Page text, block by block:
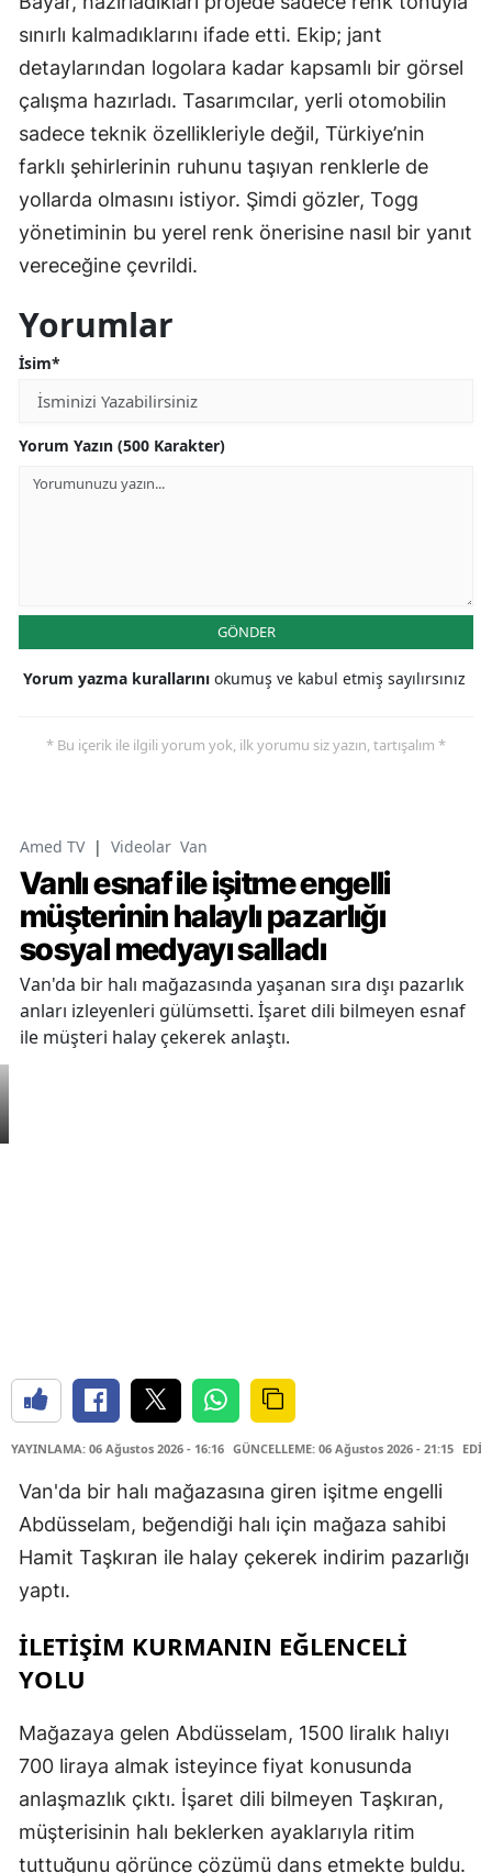
sınırlı kalmadıklarını ifade etti. Ekip; jant
detaylarından logolara kadar kapsamlı bir görsel
çalışma hazırladı. Tasarımcılar, yerli otomobilin
sadece teknik özellikleriyle değil, Türkiye’nin
farklı şehirlerinin ruhunu taşıyan renklerle de
yollarda olmasını istiyor. Şimdi gözler, Togg
yönetiminin bu yerel renk önerisine nasıl bir yanıt
vereceğine çevrildi.
Yorumlar
İsim*
Yorum Yazın (500 Karakter)
GÖNDER
Yorum yazma kurallarını okumuş ve kabul etmiş sayılırsınız
* Bu içerik ile ilgili yorum yok, ilk yorumu siz yazın, tartışalım *
Amed TV | Videolar Van
Vanlı esnaf ile işitme engelli
müşterinin halaylı pazarlığı
sosyal medyayı salladı
Van'da bir halı mağazasında yaşanan sıra dışı pazarlık
anları izleyenleri gülümsetti. İşaret dili bilmeyen esnaf
ile müşteri halay çekerek anlaştı.
YAYINLAMA: 06 Ağustos 2026 - 16:16 GÜNCELLEME: 06 Ağustos 2026 - 21:15
Van'da bir halı mağazasına giren işitme engelli
Abdüsselam, beğendiği halı için mağaza sahibi
Hamit Taşkıran ile halay çekerek indirim pazarlığı
yaptı.
İLETİŞİM KURMANIN EĞLENCELİ
YOLU
Mağazaya gelen Abdüsselam, 1500 liralık halıyı
700 liraya almak isteyince fiyat konusunda
anlaşmazlık çıktı. İşaret dili bilmeyen Taşkıran,
müşterisinin halı beklerken ayaklarıyla ritim
tuttuğunu görünce çözümü dans etmekte buldu.